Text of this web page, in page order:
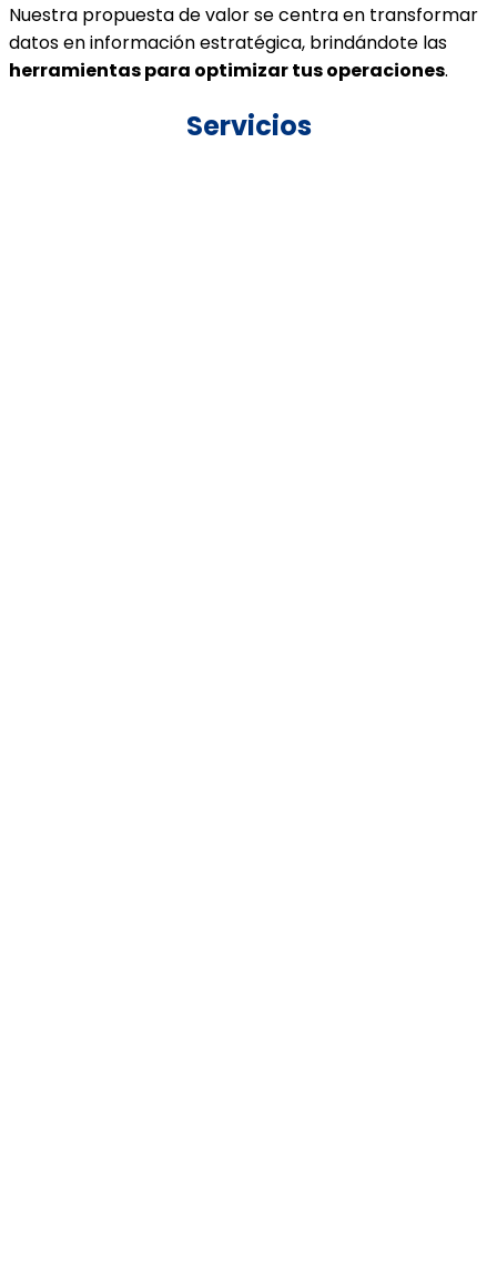
Nuestra propuesta de valor se centra en transformar
datos en información estratégica, brindándote las
herramientas para optimizar tus operaciones.
Servicios